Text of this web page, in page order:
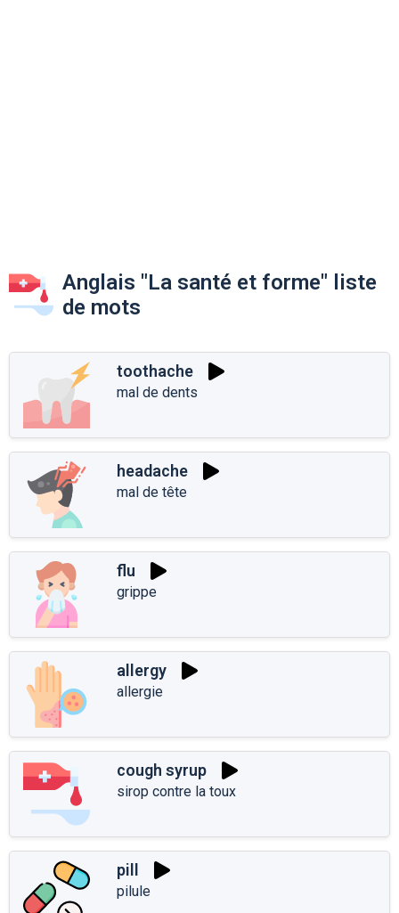
Anglais "La santé et forme" liste
de mots
toothache
mal de dents
headache
mal de tête
flu
grippe
allergy
allergie
cough syrup
sirop contre la toux
pill
pilule